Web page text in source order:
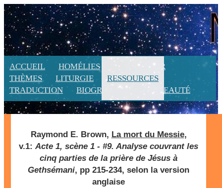
ACCUEIL HOMÉLIES
CALENDRIER
THÈMES
LITURGIE
RESSOURCES
TRADUCTION
BIOGRAPHIE NOUVEAUTÉ
Raymond E. Brown, La mort du Messie,
v.1: Acte 1, scène 1 - #9. Analyse couvrant les
cinq parties de la prière de Jésus à
Gethsémani, pp 215-234, selon la version
anglaise